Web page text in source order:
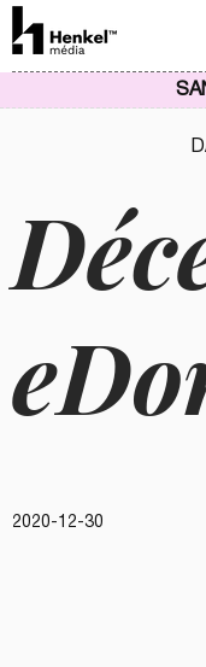
2020-12-30